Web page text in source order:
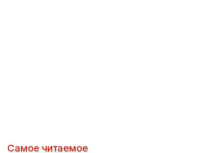
Самое читаемое